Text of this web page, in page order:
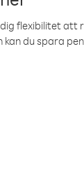
flexibilitet att
kan du spara